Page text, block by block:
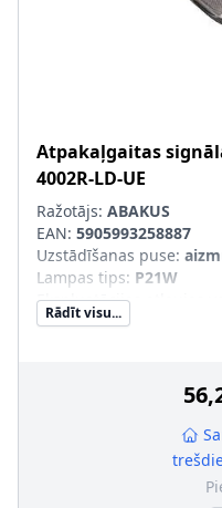
Atpakaļgaitas
4002R-LD-UE
Ražotājs: ABAKUS
EAN: 5905993258887
Uzstādīšanas puse:
Lampas tips: P21W
Ekspluatācijas atļaujas
Kreisās-/Labās puses
2022
pāra artikulu numuri:
Montāža/demontāža
Rādīt visu...